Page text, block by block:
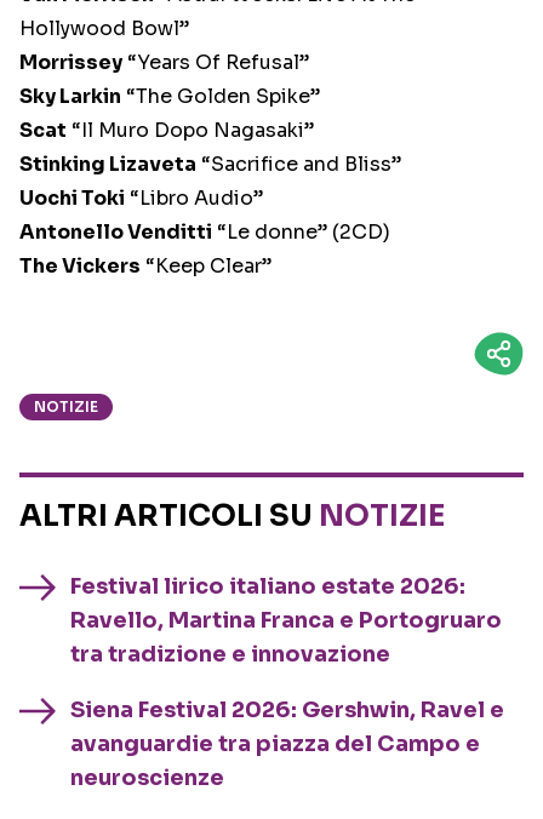
Hollywood Bowl”
Morrissey “Years Of Refusal”
Sky Larkin “The Golden Spike”
Scat “Il Muro Dopo Nagasaki”
Stinking Lizaveta “Sacrifice and Bliss”
Uochi Toki “Libro Audio”
Antonello Venditti “Le donne” (2CD)
The Vickers “Keep Clear”
NOTIZIE
ALTRI ARTICOLI SU NOTIZIE
Festival lirico italiano estate 2026:
Ravello, Martina Franca e Portogruaro
tra tradizione e innovazione
Siena Festival 2026: Gershwin, Ravel e
avanguardie tra piazza del Campo e
neuroscienze